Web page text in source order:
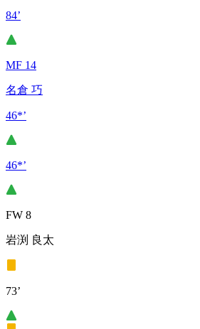
84’
MF 14
名倉 巧
46*’
46*’
FW 8
岩渕 良太
73’